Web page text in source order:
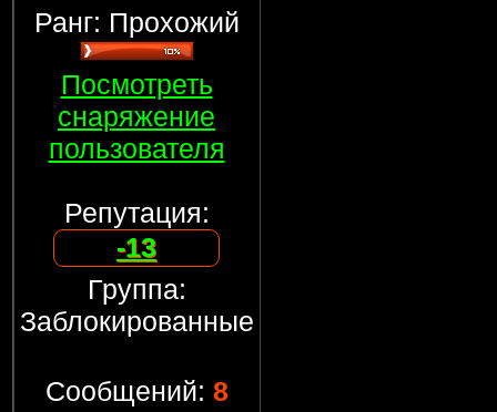
Ранг: Прохожий
Посмотреть
снаряжение
пользователя
Репутация:
-13
Группа:
Заблокированные
Сообщений: 8